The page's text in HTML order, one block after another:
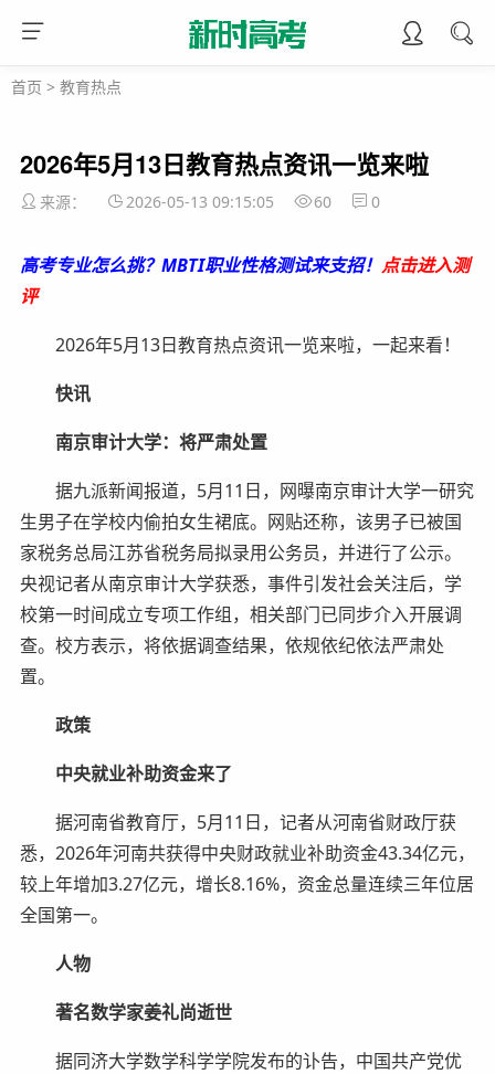
首页 > 教育热点
2026年5月13日教育热点资讯一览来啦
来源： 2026-05-13 09:15:05 60 0
高考专业怎么挑？MBTI职业性格测试来支招！ 点击进入测
评
2026年5月13日教育热点资讯一览来啦，一起来看！
快讯
南京审计大学：将严肃处置
据九派新闻报道，5月11日，网曝南京审计大学一研究
生男子在学校内偷拍女生裙底。网贴还称，该男子已被国
家税务总局江苏省税务局拟录用公务员，并进行了公示。
央视记者从南京审计大学获悉，事件引发社会关注后，学
校第一时间成立专项工作组，相关部门已同步介入开展调
查。校方表示，将依据调查结果，依规依纪依法严肃处
置。
政策
中央就业补助资金来了
据河南省教育厅，5月11日，记者从河南省财政厅获
悉，2026年河南共获得中央财政就业补助资金43.34亿元，
较上年增加3.27亿元，增长8.16%，资金总量连续三年位居
全国第一。
人物
著名数学家姜礼尚逝世
据同济大学数学科学学院发布的讣告，中国共产党优